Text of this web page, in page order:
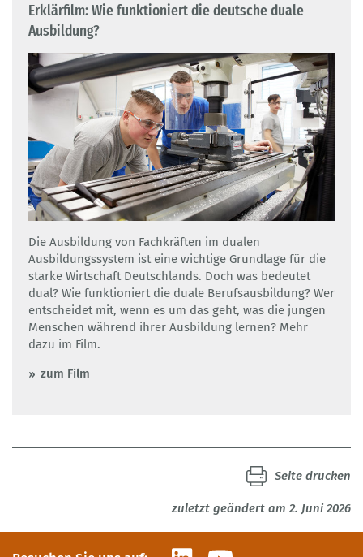
Erklärfilm: Wie funktioniert die deutsche duale
Ausbildung?
Die Ausbildung von Fachkräften im dualen
Ausbildungssystem ist eine wichtige Grundlage für die
starke Wirtschaft Deutschlands. Doch was bedeutet
dual? Wie funktioniert die duale Berufsausbildung? Wer
entscheidet mit, wenn es um das geht, was die jungen
Menschen während ihrer Ausbildung lernen? Mehr
dazu im Film.
zum Film
zuletzt geändert am 2. Juni 2026
Seite drucken
LinkedInYouTube